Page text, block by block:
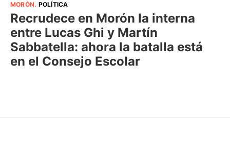
MORÓN. POLÍTICA
Recrudece en Morón la interna
entre Lucas Ghi y Martín
Sabbatella: ahora la batalla está
en el Consejo Escolar